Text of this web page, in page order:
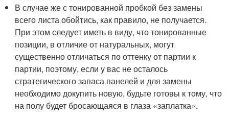
В случае же с тонированной пробкой без замены
всего листа обойтись, как правило, не получается.
При этом следует иметь в виду, что тонированные
позиции, в отличие от натуральных, могут
существенно отличаться по оттенку от партии к
партии, поэтому, если у вас не осталось
стратегического запаса панелей и для замены
необходимо докупить новую, будьте готовы к тому, что
на полу будет бросающаяся в глаза «заплатка».